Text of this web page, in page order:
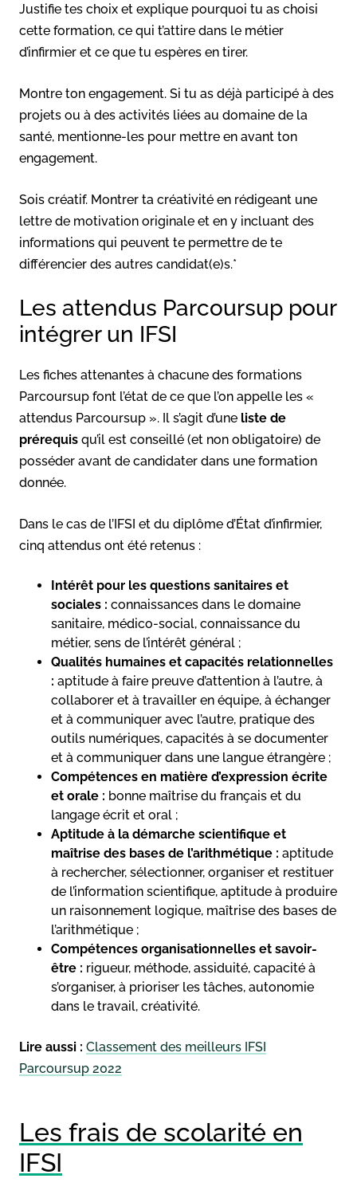
Justifie tes choix et explique pourquoi tu as choisi
cette formation, ce qui t’attire dans le métier
d’infirmier et ce que tu espères en tirer.
Montre ton engagement. Si tu as déjà participé à des
projets ou à des activités liées au domaine de la
santé, mentionne-les pour mettre en avant ton
engagement.
Sois créatif. Montrer ta créativité en rédigeant une
lettre de motivation originale et en y incluant des
informations qui peuvent te permettre de te
différencier des autres candidat(e)s.*
Les attendus Parcoursup pour
intégrer un IFSI
Les fiches attenantes à chacune des formations
Parcoursup font l’état de ce que l’on appelle les «
attendus Parcoursup ». Il s’agit d’une liste de
prérequis qu’il est conseillé (et non obligatoire) de
posséder avant de candidater dans une formation
donnée.
Dans le cas de l’IFSI et du diplôme d’État d’infirmier,
cinq attendus ont été retenus :
Intérêt pour les questions sanitaires et
sociales : connaissances dans le domaine
sanitaire, médico-social, connaissance du
métier, sens de l’intérêt général ;
Qualités humaines et capacités relationnelles
: aptitude à faire preuve d’attention à l’autre, à
collaborer et à travailler en équipe, à échanger
et à communiquer avec l’autre, pratique des
outils numériques, capacités à se documenter
et à communiquer dans une langue étrangère ;
Compétences en matière d’expression écrite
et orale : bonne maîtrise du français et du
langage écrit et oral ;
Aptitude à la démarche scientifique et
maîtrise des bases de l’arithmétique : aptitude
à rechercher, sélectionner, organiser et restituer
de l’information scientifique, aptitude à produire
un raisonnement logique, maîtrise des bases de
l’arithmétique ;
Compétences organisationnelles et savoir-
être : rigueur, méthode, assiduité, capacité à
s’organiser, à prioriser les tâches, autonomie
dans le travail, créativité.
Lire aussi : Classement des meilleurs IFSI
Parcoursup 2022
Les frais de scolarité en
IFSI